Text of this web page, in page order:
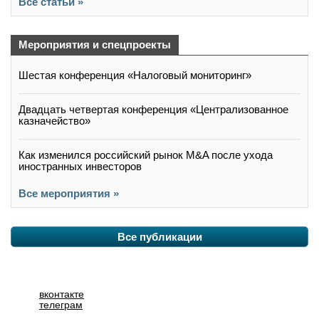
Мероприятия и спецпроекты
Шестая конференция «Налоговый мониторинг»
Двадцать четвертая конференция «Централизованное
казначейство»
Как изменился российский рынок M&A после ухода
иностранных инвесторов
Все мероприятия »
Все публикации
вконтакте
телеграм